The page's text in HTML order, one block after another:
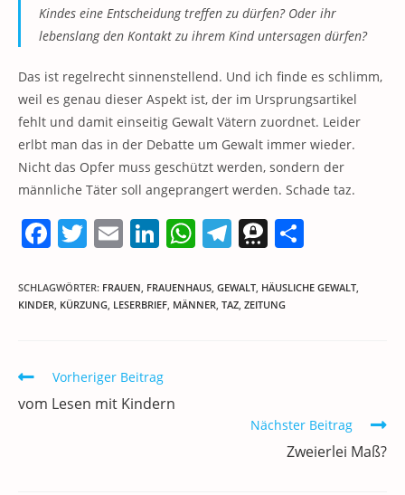
Kindes eine Entscheidung treffen zu dürfen? Oder ihr
lebenslang den Kontakt zu ihrem Kind untersagen dürfen?
Das ist regelrecht sinnenstellend. Und ich finde es schlimm,
weil es genau dieser Aspekt ist, der im Ursprungsartikel
fehlt und damit einseitig Gewalt Vätern zuordnet. Leider
erlbt man das in der Debatte um Gewalt immer wieder.
Nicht das Opfer muss geschützt werden, sondern der
männliche Täter soll angeprangert werden. Schade taz.
F
c
e
o
o
T
itt
er
E
ai
l
Li
k
e
n
W
at
s
T
e
gr
T
re
e
le
SCHLAGWÖRTER: FRAUEN, FRAUENHAUS, GEWALT, HÄUSLICHE GEWALT,
KINDER, KÜRZUNG, LESERBRIEF, MÄNNER, TAZ, ZEITUNG
Weitere
ansehen
Vorheriger Beitrag
vom Lesen mit Kindern
Nächster Beitrag
Zweierlei Maß?